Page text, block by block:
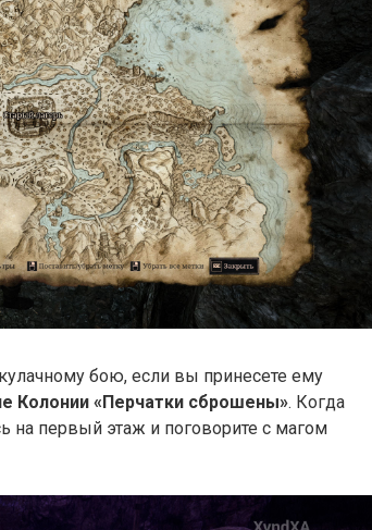
бою, если вы принесете ему
Колонии «Перчатки сброшены». Когда
на первый этаж и поговорите с магом